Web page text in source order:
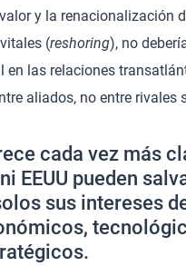
y la renacionalización
(reshoring), no
en las relaciones
aliados, no entre rivales
cada vez más
EEUU pueden
sus intereses